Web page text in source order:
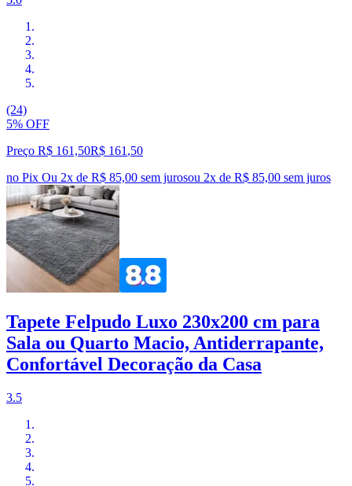
(24)
5% OFF
Preço R$ 161,50R$ 161 ,50
no Pix Ou 2x de R$ 85,00 sem jurosou 2x de R$ 85,00 sem juros
Tapete Felpudo Luxo 230x200 cm para
Sala ou Quarto Macio, Antiderrapante,
Confortável Decoração da Casa
3.5